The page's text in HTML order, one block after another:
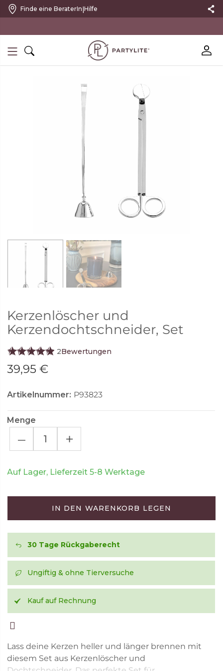
Finde eine BeraterIn|Hilfe
Kerzenlöscher und
Kerzendochtschneider, Set
2Bewertungen
39,95 €
Artikelnummer: P93823
Menge
– +
Auf Lager, Lieferzeit 5-8 Werktage
IN DEN WARENKORB LEGEN
30 Tage Rückgaberecht
Ungiftig & ohne Tierversuche
Kauf auf Rechnung
Lass deine Kerzen heller und länger brennen mit
diesem Set aus Kerzenlöscher und